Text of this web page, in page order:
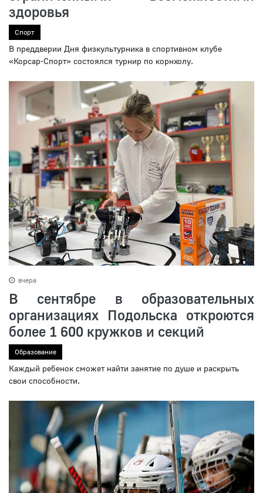
здоровья
Спорт
В преддверии Дня физкультурника в спортивном клубе
«Корсар-Спорт» состоялся турнир по корнхолу.
вчера
В сентябре в образовательных
организациях Подольска откроются
более 1 600 кружков и секций
Образование
Каждый ребенок сможет найти занятие по душе и раскрыть
свои способности.